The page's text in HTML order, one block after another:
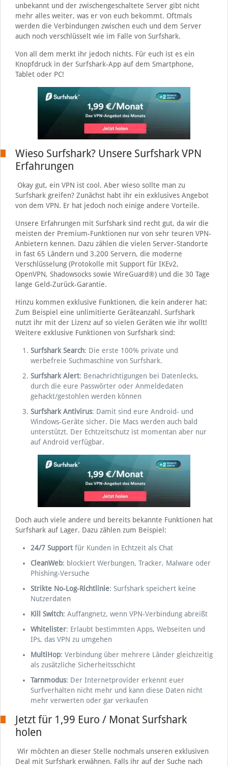
unbekannt und der zwischengeschaltete Server gibt nicht
mehr alles weiter, was er von euch bekommt. Oftmals
werden die Verbindungen zwischen euch und dem Server
auch noch verschlüsselt wie im Falle von Surfshark.
Von all dem merkt ihr jedoch nichts. Für euch ist es ein
Knopfdruck in der Surfshark-App auf dem Smartphone,
Tablet oder PC!
Wieso Surfshark? Unsere Surfshark VPN
Erfahrungen
Okay gut, ein VPN ist cool. Aber wieso sollte man zu
Surfshark greifen? Zunächst habt ihr ein exklusives Angebot
von dem VPN. Er hat jedoch noch einige andere Vorteile.
Unsere Erfahrungen mit Surfshark sind recht gut, da wir die
meisten der Premium-Funktionen nur von sehr teuren VPN-
Anbietern kennen. Dazu zählen die vielen Server-Standorte
in fast 65 Ländern und 3.200 Servern, die moderne
Verschlüsselung (Protokolle mit Support für IKEv2,
OpenVPN, Shadowsocks sowie WireGuard®) und die 30 Tage
lange Geld-Zurück-Garantie.
Hinzu kommen exklusive Funktionen, die kein anderer hat:
Zum Beispiel eine unlimitierte Geräteanzahl. Surfshark
nutzt ihr mit der Lizenz auf so vielen Geräten wie ihr wollt!
Weitere exklusive Funktionen von Surfshark sind:
Surfshark Search: Die erste 100% private und
werbefreie Suchmaschine von Surfshark.
Surfshark Alert: Benachrichtigungen bei Datenlecks,
durch die eure Passwörter oder Anmeldedaten
gehackt/gestohlen werden können
Surfshark Antivirus: Damit sind eure Android- und
Windows-Geräte sicher. Die Macs werden auch bald
unterstützt. Der Echtzeitschutz ist momentan aber nur
auf Android verfügbar.
Doch auch viele andere und bereits bekannte Funktionen hat
Surfshark auf Lager. Dazu zählen zum Beispiel:
24/7 Supportfür Kunden in Echtzeit als Chat
CleanWeb: blockiert Werbungen, Tracker, Malware oder
Phishing-Versuche
Strikte No-Log-Richtlinie: Surfshark speichert keine
Nutzerdaten
Kill Switch: Auffangnetz, wenn VPN-Verbindung abreißt
Whitelister: Erlaubt bestimmten Apps, Webseiten und
IPs, das VPN zu umgehen
MultiHop: Verbindung über mehrere Länder gleichzeitig
als zusätzliche Sicherheitsschicht
Tarnmodus: Der Internetprovider erkennt euer
Surfverhalten nicht mehr und kann diese Daten nicht
mehr verwerten oder gar verkaufen
Jetzt für 1,99 Euro / Monat Surfshark
holen
Wir möchten an dieser Stelle nochmals unseren exklusiven
Deal mit Surfshark erwähnen. Falls ihr auf der Suche nach